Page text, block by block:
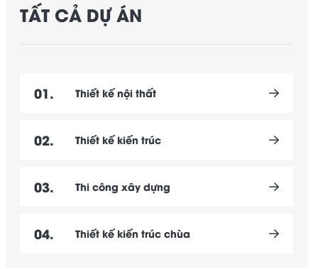
TẤT CẢ DỰ ÁN
01. Thiết kế nội thất
02. Thiết kế kiến trúc
03. Thi công xây dựng
04. Thiết kế kiến trúc chùa